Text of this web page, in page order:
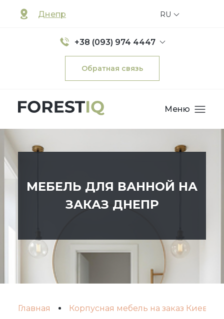
Днепр
+38 (093) 974 4447
Обратная связь
RU
Меню
МЕБЕЛЬ ДЛЯ ВАННОЙ НА
ЗАКАЗ ДНЕПР
Главная Корпусная мебель на заказ Киев